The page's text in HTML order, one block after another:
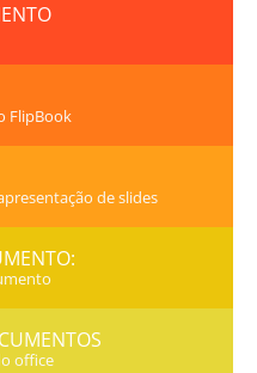
FlipBook
de slides
office